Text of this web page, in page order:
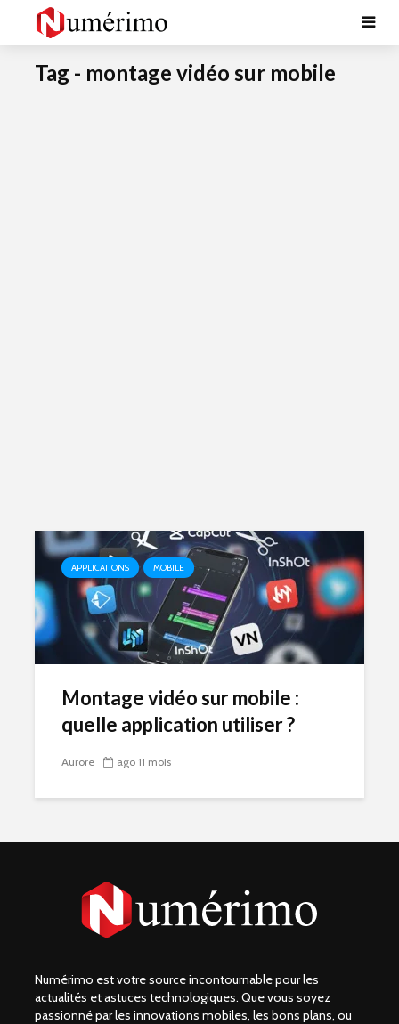
Tag - montage vidéo sur mobile
APPLICATIONS MOBILE
Montage vidéo sur mobile :
quelle application utiliser ?
Aurore ago 11 mois
Numérimo est votre source incontournable pour les
actualités et astuces technologiques. Que vous soyez
passionné par les innovations mobiles, les bons plans, ou